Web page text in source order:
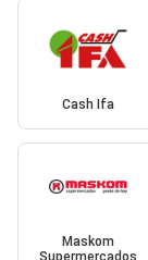
Cash Ifa
Maskom